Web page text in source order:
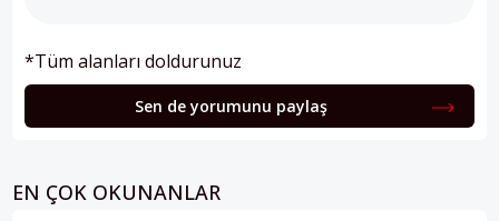
*Tüm alanları doldurunuz
Sen de yorumunu paylaş
EN ÇOK OKUNANLAR